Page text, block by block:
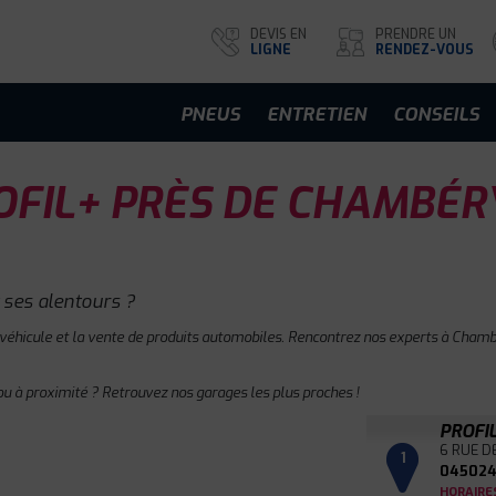
DEVIS EN
LIGNE
PRENDRE UN
RENDEZ-VOUS
PNEUS ENTRETIEN CONSEILS
PRÈS DE
alentours ?
et la vente de produits automobiles. Rencontrez nos experts à
à proximité ? Retrouvez nos garages les plus proches !
1
6 RUE